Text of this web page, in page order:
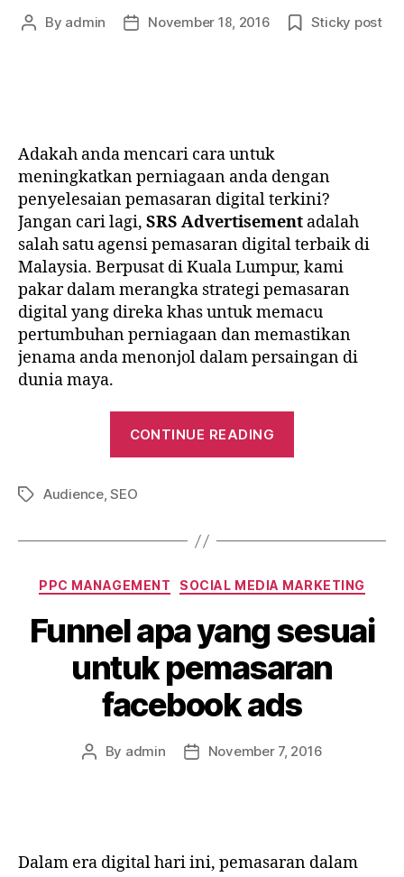
Post
By admin
PostNovember 18, 2016 Sticky post
Adakah anda mencari cara untuk
meningkatkan perniagaan anda dengan
penyelesaian pemasaran digital terkini?
Jangan cari lagi, SRS Advertisement adalah
salah satu agensi pemasaran digital terbaik di
Malaysia. Berpusat di Kuala Lumpur, kami
pakar dalam merangka strategi pemasaran
digital yang direka khas untuk memacu
pertumbuhan perniagaan dan memastikan
jenama anda menonjol dalam persaingan di
dunia maya.
CONTINUE READING
di
Alam,
13”
TagsAudience,SEO
Categories
PPC MANAGEMENT SOCIAL MEDIA MARKETING
Funnel apa yang sesuai
untuk pemasaran
facebook ads
Post
By admin
PostNovember 7, 2016
Dalam era digital hari ini, pemasaran dalam